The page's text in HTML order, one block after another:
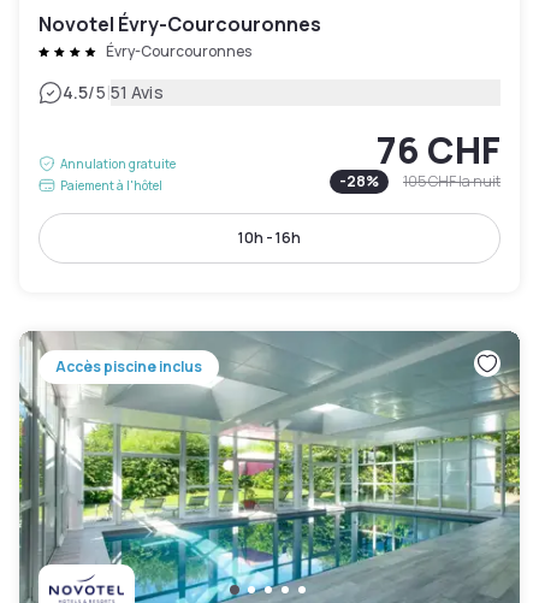
Novotel Évry-Courcouronnes
Évry-Courcouronnes
4.5/5|51 Avis
Annulation gratuite
Paiement à l'hôtel
76 CHF
-28% 105 CHFla nuit
10h - 16h
Accès piscine inclus